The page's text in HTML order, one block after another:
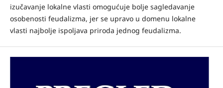
izučavanje lokalne vlasti omogućuje bolje sagledavanje
osobenosti feudalizma, jer se upravo u domenu lokalne
vlasti najbolje ispoljava priroda jednog feudalizma.